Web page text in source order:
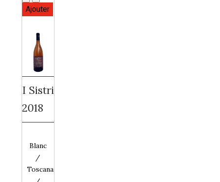
I Sistri
2018
Blanc
/
Toscana